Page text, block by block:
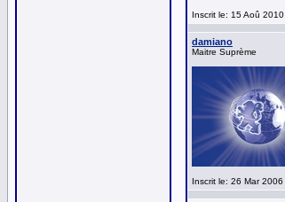
Inscrit le: 15 Aoû 2010
damiano
Maitre Suprème
Inscrit le: 26 Mar 2006